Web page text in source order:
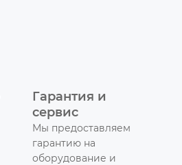
Гарантия и
сервис
Мы предоставляем
гарантию на
оборудование и